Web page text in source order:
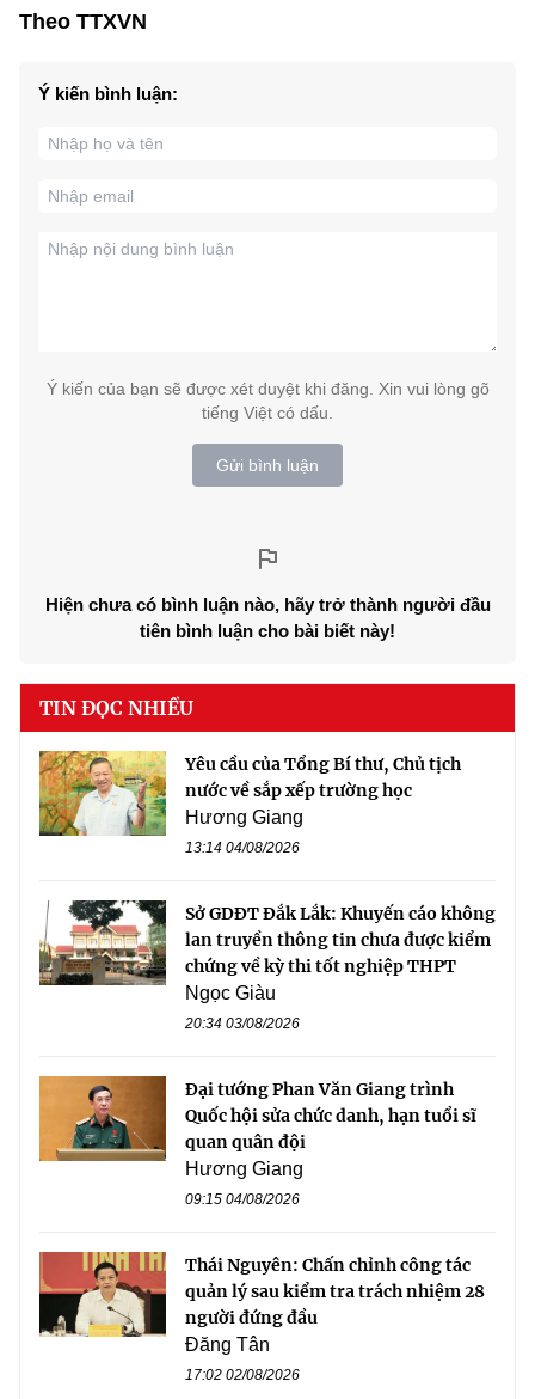
Theo TTXVN
Ý kiến bình luận:
Ý kiến của bạn sẽ được xét duyệt khi đăng. Xin vui lòng gõ
tiếng Việt có dấu.
Gửi bình luận
Hiện chưa có bình luận nào, hãy trở thành người đầu
tiên bình luận cho bài biết này!
TIN ĐỌC NHIỀU
Yêu cầu của Tổng Bí thư, Chủ tịch
nước về sắp xếp trường học
Hương Giang
13:14 04/08/2026
Sở GDĐT Đắk Lắk: Khuyến cáo không
lan truyền thông tin chưa được kiểm
chứng về kỳ thi tốt nghiệp THPT
Ngọc Giàu
20:34 03/08/2026
Đại tướng Phan Văn Giang trình
Quốc hội sửa chức danh, hạn tuổi sĩ
quan quân đội
Hương Giang
09:15 04/08/2026
Thái Nguyên: Chấn chỉnh công tác
quản lý sau kiểm tra trách nhiệm 28
người đứng đầu
Đăng Tân
17:02 02/08/2026